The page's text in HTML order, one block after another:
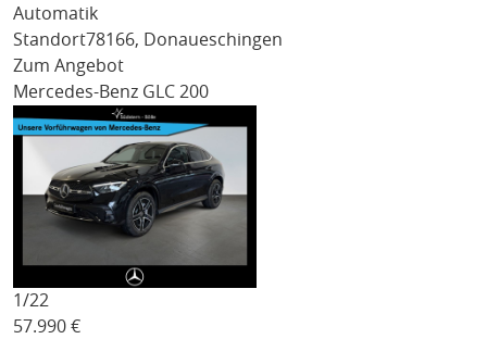
Automatik
Standort78166, Donaueschingen
Zum Angebot
Mercedes-Benz GLC 200
1/22
57.990 €